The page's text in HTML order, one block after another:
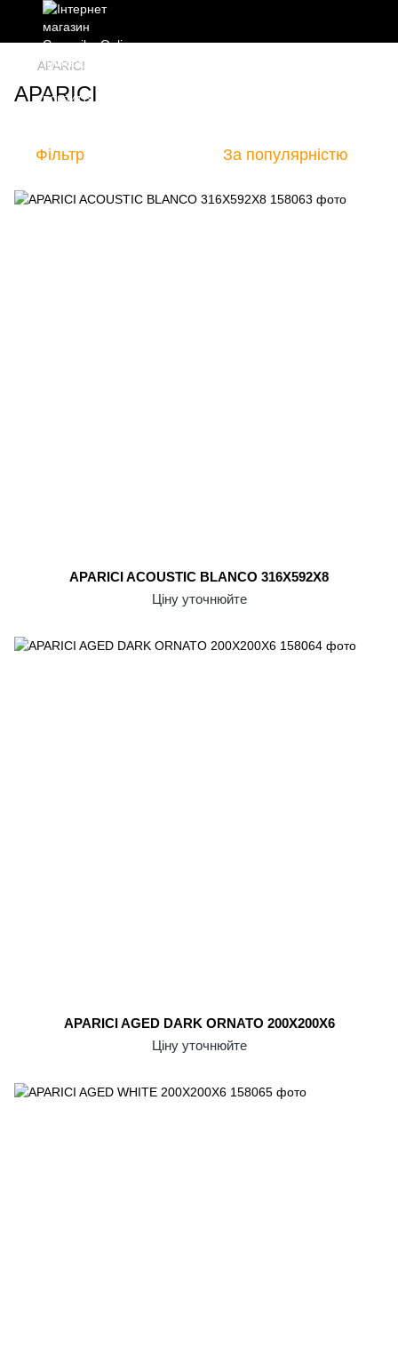
APARICI
APARICI
Фільтр За популярністю
APARICI ACOUSTIC BLANCO 316X592X8
Ціну уточнюйте
APARICI AGED DARK ORNATO 200X200X6
Ціну уточнюйте